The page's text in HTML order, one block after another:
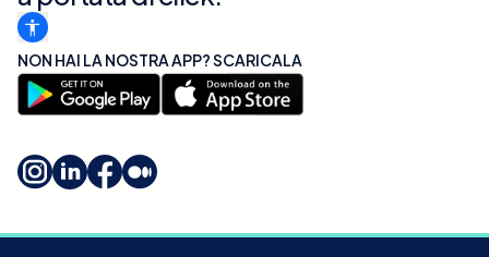
NON HAI LA NOSTRA APP? SCARICALA